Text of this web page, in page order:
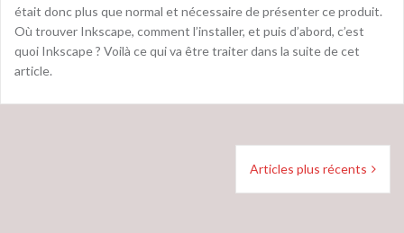
était donc plus que normal et nécessaire de présenter ce produit.
Où trouver Inkscape, comment l’installer, et puis d’abord, c’est
quoi Inkscape ? Voilà ce qui va être traiter dans la suite de cet
article.
Articles plus récents